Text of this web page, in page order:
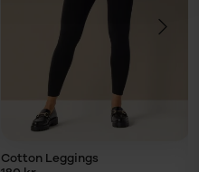
VÄLJ
STORLEK
VARUKORG
Cotton Leggings